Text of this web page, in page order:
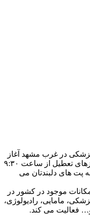
دامپزشکی در غرب مشهد آغاز
به فعالیت کرده ایم و همه روزه حتی روزهای تعطیل از ساعت ۹:۳۰
به پت های دلبندتان می
موجود در کشور در
مامایی، رادیولوژی،
فعالیت می کند.